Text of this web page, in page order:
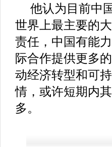
他认为目前中
世界上最主要的
责任，中国有能
际合作提供更多
动经济转型和可
情，或许短期内
多。